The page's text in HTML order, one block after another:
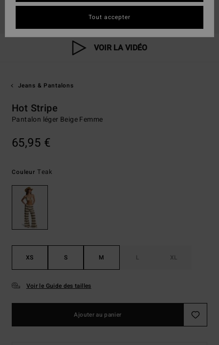
VOIR LA VIDÉO
Jeans & Pantalons
Hot Stripe
Pantalon léger Beige Femme
65,95 €
Couleur Teak
XS S M L XL
Voir le Guide des tailles
Ajouter au panier
Tout accepter